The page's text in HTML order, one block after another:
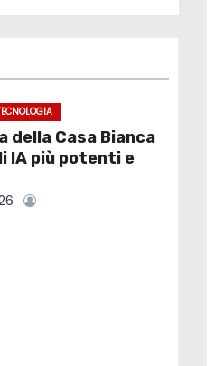
Casa Bianca
IA più potenti e